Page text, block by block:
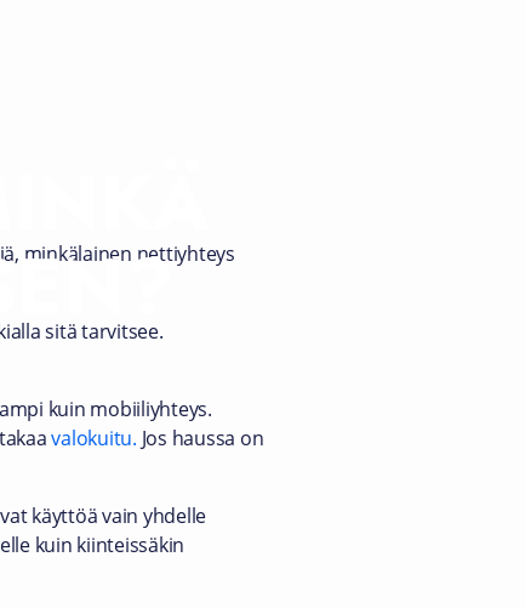
minkälainen nettiyhteys
sitä tarvitsee.
kuin mobiiliyhteys.
valokuitu. Jos haussa on
käyttöä vain yhdelle
kuin kiinteissäkin